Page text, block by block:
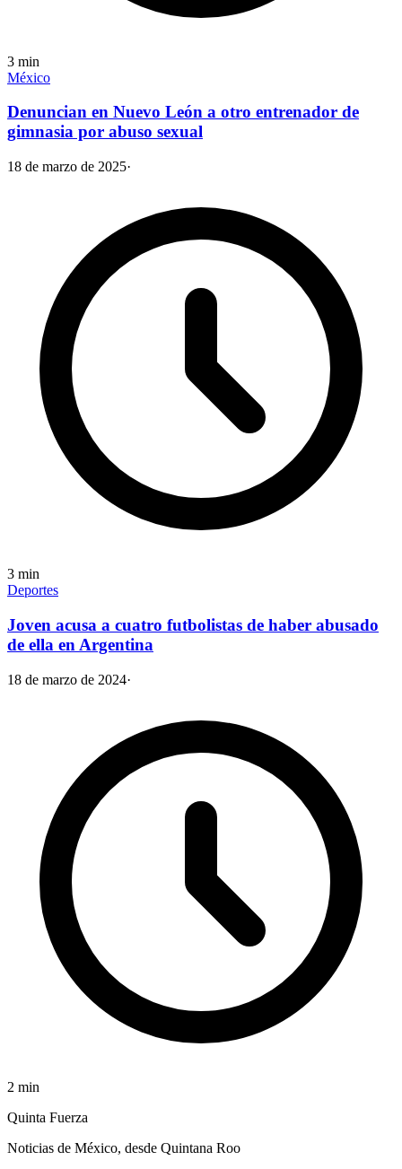
3 min
México
Denuncian en Nuevo León a otro entrenador de
gimnasia por abuso sexual
18 de marzo de 2025·
3 min
Deportes
Joven acusa a cuatro futbolistas de haber abusado
de ella en Argentina
18 de marzo de 2024·
2 min
Quinta Fuerza
Noticias de México, desde Quintana Roo